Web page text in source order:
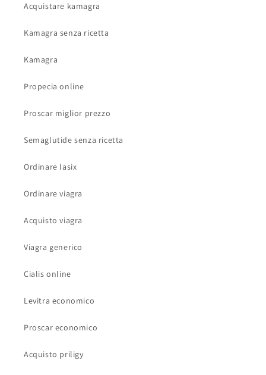
Acquistare kamagra
Kamagra senza ricetta
Kamagra
Propecia online
Proscar miglior prezzo
Semaglutide senza ricetta
Ordinare lasix
Ordinare viagra
Acquisto viagra
Viagra generico
Cialis online
Levitra economico
Proscar economico
Acquisto priligy